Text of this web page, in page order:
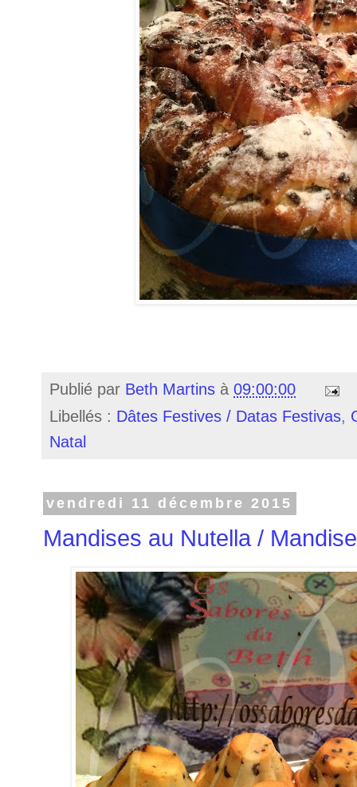
Publié par Beth Martins à 09:00:00
Libellés : Dâtes Festives / Datas Festivas,
Natal
vendredi 11 décembre 2015
Mandises au Nutella /